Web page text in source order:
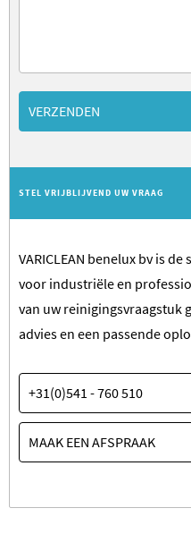
VERZENDEN
STEL VRIJBLIJVEND UW VRAAG
VARICLEAN benelux bv is
voor industriële en
van uw reinigingsvraagstuk
advies en een passende
+31(0)541 - 760 510
MAAK EEN AFSPRAAK